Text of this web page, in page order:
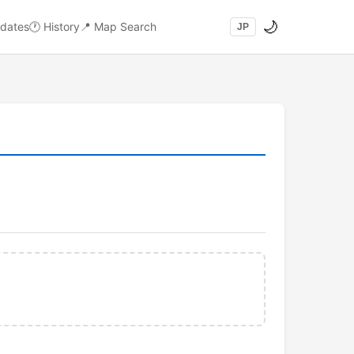
🕐 History 📍 Map Search JP 🌙